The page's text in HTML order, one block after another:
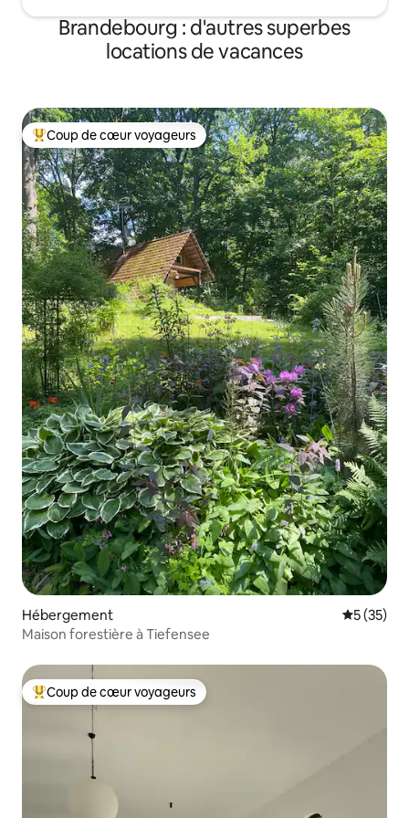
Brandebourg : d'autres superbes
locations de vacances
Coups de cœur voyageurs les plus appréciés
Coup de cœur voyageurs
Hébergement
5 (35)
Maison forestière à Tiefensee
Coups de cœur voyageurs les plus appréciés
Coup de cœur voyageurs